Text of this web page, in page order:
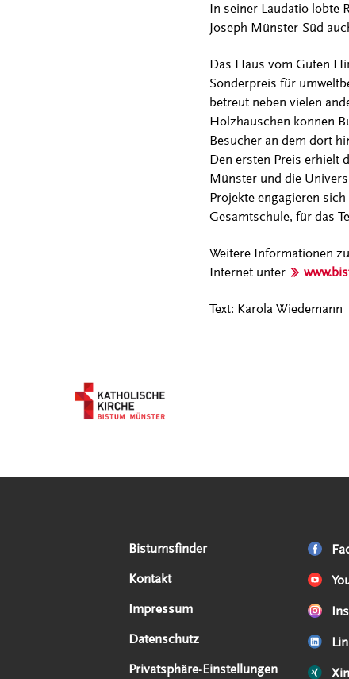
In seiner Laudatio lobte
Joseph Münster-Süd
Das Haus vom Guten
Sonderpreis für
betreut neben vielen
Holzhäuschen können
Besucher an dem dort
Den ersten Preis erhielt
Münster und die
Projekte engagieren
Gesamtschule, für das
Weitere Informationen
Internet unter
Text: Karola Wiedemann
Serviceangebote
Bistumsfinder
Kontakt
Impressum
Datenschutz
Privatsphäre-Einstellungen
Social Media Angebote
Externe Links